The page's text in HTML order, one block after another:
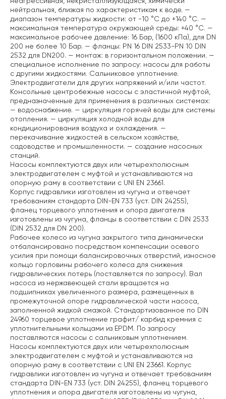
нейтральная, близкая по характеристикам к воде. —
диапазон температуры жидкости: от -10 °C до +140 °C. —
максимальная температура окружающей среды: +40 °C. —
максимальное рабочее давление: 16 Бар, (1600 кПа), для DN
200 не более 10 Бар. — фланцы: PN 16 DIN 2533-PN 10 DIN
2532 для DN200. — монтаж: в горизонтальном положении. —
специальное исполнение по запросу: насосы для работы
с другими жидкостями. Сальниковое уплотнение.
Электродвигатели для других напряжений и/или частот.
Консольные центробежные насосы с эластичной муфтой,
предназначенные для применения в различных системах:
— водоснабжение. — циркуляция горячей воды для системы
отопления. — циркуляция холодной воды для
кондиционирования воздуха и охлаждения. —
перекачивание жидкостей в сельском хозяйстве,
садоводстве и промышленности. — создание насосных
станций.
Насосы комплектуются двух или четырехполюсным
электродвигателем с муфтой и устанавливаются на
опорную раму в соответствии с UNI EN 23661.
Корпус гидравлики изготовлен из чугуна и отвечает
требованиям стандарта DIN-EN 733 (уст. DIN 24255),
фланец торцевого уплотнения и опора двигателя
изготовлены из чугуна, фланцы в соответствии с DIN 2533
(DIN 2532 для DN 200).
Рабочее колесо из чугуна закрытого типа динамически
отбалансировано посредством компенсации осевого
усилия при помощи балансировочных отверстий, износное
кольцо горловины рабочего колеса для снижения
гидравлических потерь (поставляется по запросу). Вал
насоса из нержавеющей стали вращается на
подшипниках увеличенного размера, размещенных в
промежуточной опоре гидравлической части насоса,
заполненной жидкой смазкой. Стандартизованное по DIN
24960 торцевое уплотнение графит/ карбид кремния с
уплотнительными кольцами из EPDM. По запросу
поставляются насосы с сальниковым уплотнением.
Насосы комплектуются двух или четырехполюсным
электродвигателем с муфтой и устанавливаются на
опорную раму в соответствии с UNI EN 23661. Корпус
гидравлики изготовлен из чугуна и отвечает требованиям
стандарта DIN-EN 733 (уст. DIN 24255), фланец торцевого
уплотнения и опора двигателя изготовлены из чугуна,